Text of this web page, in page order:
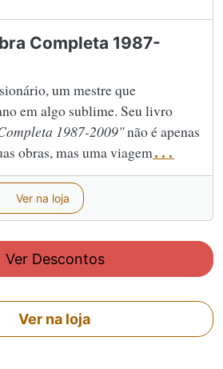
Completa 1987-
um mestre que
em algo sublime. Seu livro
1987-2009"não é apenas
obras, mas uma viagem...
Ver na loja
Ver Descontos
Ver na loja